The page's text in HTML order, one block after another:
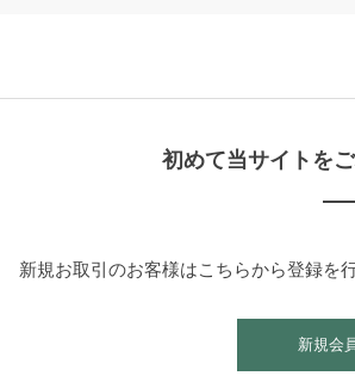
初めて当サイトを
新規お取引のお客様はこちらから登録を
新規会